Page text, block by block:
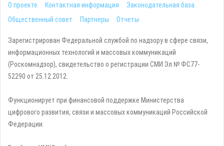
О проекте Контактная информация
Законодательная база
Общественный совет
Партнеры Отчеты
Зарегистрирован Федеральной службой по надзору в сфере связи,
информационных технологий и массовых коммуникаций
(Роскомнадзор), свидетельство о регистрации СМИ Эл № ФС77-
52290 от 25.12.2012.
Функционирует при финансовой поддержке Министерства
цифрового развития, связи и массовых коммуникаций Российской
Федерации.